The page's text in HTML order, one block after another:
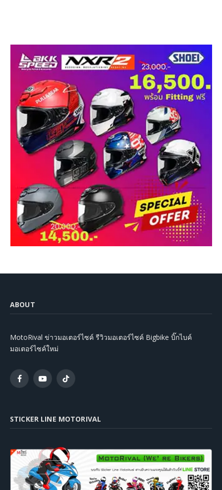
ABOUT
MotoRival ข่าวมอเตอร์ไซค์ รีวิวมอเตอร์ไซค์ Bigbike บิ๊กไบค์
มอเตอร์ไซค์ใหม่
FacebookYouTubeTikTok
STICKER LINE MOTORIVAL